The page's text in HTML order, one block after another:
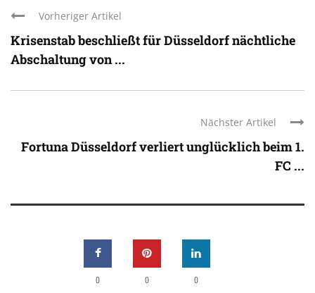
Vorheriger Artikel
Krisenstab beschließt für Düsseldorf nächtliche
Abschaltung von ...
Nächster Artikel
Fortuna Düsseldorf verliert unglücklich beim 1.
FC ...
0 0 0